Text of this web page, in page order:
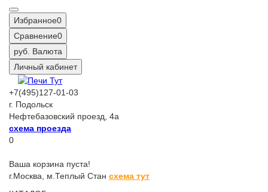
Избранное0
Сравнение0
руб. Валюта
Личный кабинет
+7(495)127-01-03
г. Подольск
Нефтебазовский проезд, 4а
схема проезда
0
Ваша корзина пуста!
г.Москва, м.Теплый Стан схема тут